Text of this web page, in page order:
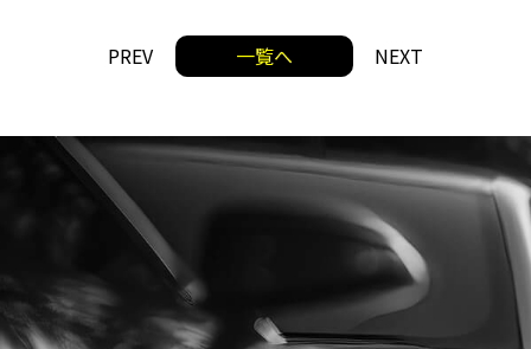
PREV 一覧へ NEXT